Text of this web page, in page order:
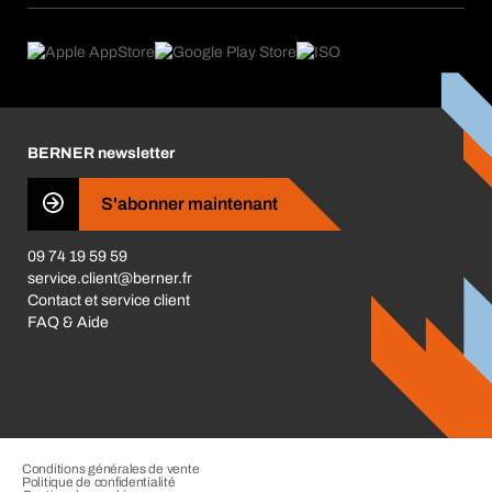
eProcurement
Guides de choix
Catégories produits
Ce qui nous motive
Les magasins BERNER
Presse
Business Conduct
BERNER newsletter
S'abonner maintenant
09 74 19 59 59
service.client@berner.fr
Contact et service client
FAQ & Aide
Conditions générales de vente
Politique de confidentialité